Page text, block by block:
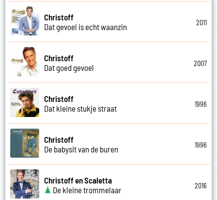
Christoff
Dat gevoel is echt waanzin
2011
Christoff
Dat goed gevoel
2007
Christoff
Dat kleine stukje straat
1996
Christoff
De babysit van de buren
1996
Christoff en Scaletta
De kleine trommelaar
2016